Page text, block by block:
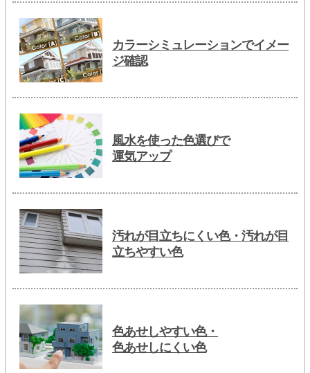
カラーシミュレーションでイメー
ジ確認
風水を使った色選びで
運気アップ
汚れが目立ちにくい色・汚れが目
立ちやすい色
色あせしやすい色・
色あせしにくい色